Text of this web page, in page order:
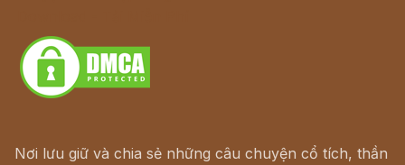
Nơi lưu giữ và chia sẻ những câu chuyện cổ tích, thần